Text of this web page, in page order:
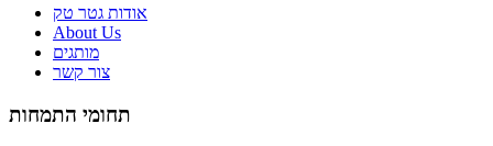
אודות גטר טק
About Us
מותגים
צור קשר
תחומי התמחות